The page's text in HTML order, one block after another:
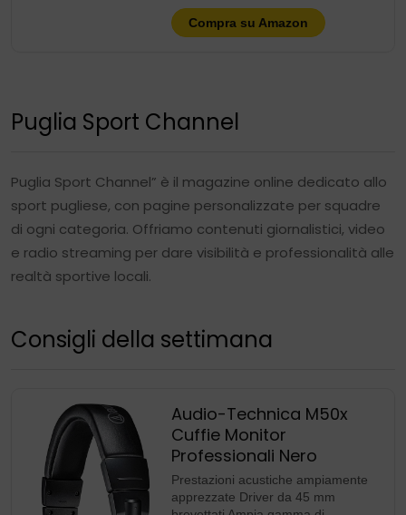
Compra su Amazon
Puglia Sport Channel
Puglia Sport Channel” è il magazine online dedicato allo
sport pugliese, con pagine personalizzate per squadre
di ogni categoria. Offriamo contenuti giornalistici, video
e radio streaming per dare visibilità e professionalità alle
realtà sportive locali.
Consigli della settimana
Audio-Technica M50x
Cuffie Monitor
Professionali Nero
Prestazioni acustiche ampiamente
apprezzate Driver da 45 mm